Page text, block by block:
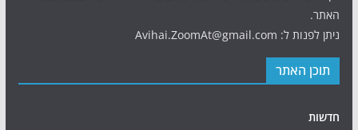
האתר.
ניתן לפנות ל: Avihai.ZoomAt@gmail.com
תוכן האתר
חדשות